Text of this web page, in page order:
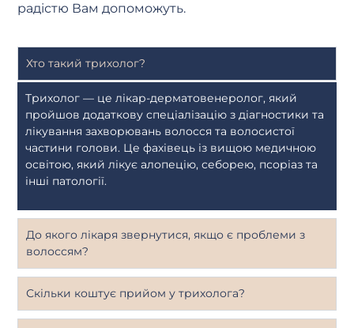
радістю Вам допоможуть.
Хто такий трихолог?
Трихолог — це лікар-дерматовенеролог, який
пройшов додаткову спеціалізацію з діагностики та
лікування захворювань волосся та волосистої
частини голови. Це фахівець із вищою медичною
освітою, який лікує алопецію, себорею, псоріаз та
інші патології.
До якого лікаря звернутися, якщо є проблеми з
волоссям?
Скільки коштує прийом у трихолога?